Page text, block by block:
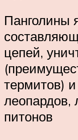
Панголины
цепей,
термитов)
леопардов,
питонов